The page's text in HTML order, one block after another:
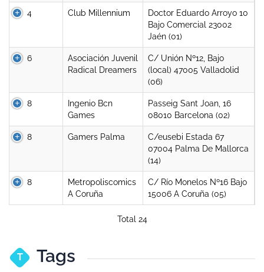
4 Club Millennium
Doctor Eduardo Arroyo 10
Bajo Comercial 23002
Jaén (01)
6
Asociación Juvenil
Radical Dreamers
C/ Unión Nº12, Bajo
(local) 47005 Valladolid
(06)
8
Ingenio Bcn
Games
Passeig Sant Joan, 16
08010 Barcelona (02)
8 Gamers Palma
C/eusebi Estada 67
07004 Palma De Mallorca
(14)
8
Metropoliscomics
A Coruña
C/ Río Monelos Nº16 Bajo
15006 A Coruña (05)
Total 24
T Tags